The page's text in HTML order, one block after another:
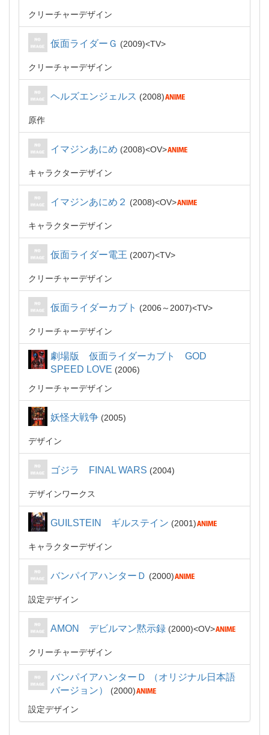
クリーチャーデザイン
仮面ライダーＧ 2009 TV
クリーチャーデザイン
ヘルズエンジェルス 2008
原作
イマジンあにめ 2008 OV
キャラクターデザイン
イマジンあにめ２ 2008 OV
キャラクターデザイン
仮面ライダー電王 2007 TV
クリーチャーデザイン
仮面ライダーカブト 2006～2007 TV
クリーチャーデザイン
劇場版 仮面ライダーカブト GOD
SPEED LOVE
2006
クリーチャーデザイン
妖怪大戦争 2005
デザイン
ゴジラ FINAL WARS 2004
デザインワークス
GUILSTEIN ギルステイン 2001
キャラクターデザイン
バンパイアハンターＤ 2000
設定デザイン
AMON デビルマン黙示録 2000 OV
クリーチャーデザイン
バンパイアハンターＤ （オリジナル日本語
バージョン）
2000
設定デザイン